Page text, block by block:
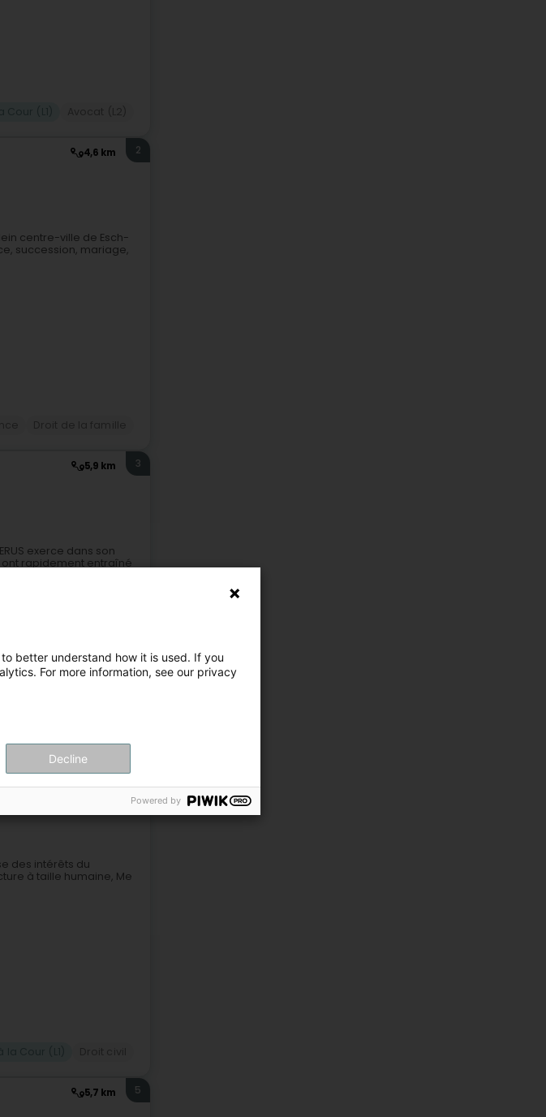
4,6 km 2
centre-ville de Esch-
succession, mariage,
5,9 km 3
exerce dans son
ont rapidement entraîné
des intérêts du
à taille humaine, Me
5,7 km 5
better understand how it is used. If you
For more information, see our privacy
Decline
Powered by